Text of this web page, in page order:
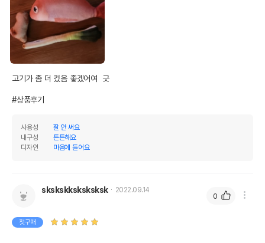
고기가 좀 더 컸음 좋겠어여  긋
#상품후기
사용성
잘 안 써요
내구성
튼튼해요
디자인
마음에 들어요
skskskksksksksk 2022.09.14
첫구매
0